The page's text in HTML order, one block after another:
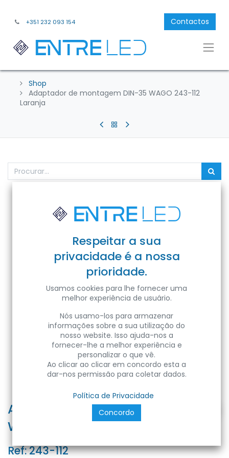
+351 232 093 154 Contactos
Shop
Adaptador de montagem DIN-35 WAGO 243-112
Laranja
Adaptador de montagem DIN-35
WAGO 243-112 Laranja
Ref:243-112
Respeitar a sua
privacidade é a nossa
prioridade.
Usamos cookies para lhe fornecer uma
melhor experiência de usuário.
Nós usamo-los para armazenar
informações sobre a sua utilização do
nosso website. Isso ajuda-nos a
fornecer-lhe a melhor experiência e
personalizar o que vê.
Ao clicar ao clicar em concordo esta a
dar-nos permissão para coletar dados.
Política de Privacidade
Concordo